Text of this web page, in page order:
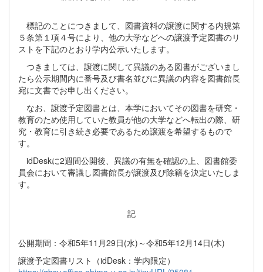
標記のことにつきまして、図書資料の譲渡に関する内規第
５条第１項４号により、他の大学などへの譲渡予定図書のリ
ストを下記のとおり学内公示いたします。
つきましては、譲渡に関して異議のある図書がございまし
たら公示期間内に番号及び書名並びに異議の内容を図書館長
宛に文書でお申し出ください。
なお、譲渡予定図書とは、本学においてその図書を研究・
教育のため使用していた教員が他の大学などへ転出の際、研
究・教育に引き続き必要であるため譲渡を希望するもので
す。
idDeskに2週間公開後、異議の有無を確認の上、図書館委
員会において審議し図書館長が譲渡及び除籍を決定いたしま
す。
記
公開期間：令和5年11月29日(水)～令和5年12月14日(木)
譲渡予定図書リスト（idDesk：学内限定）